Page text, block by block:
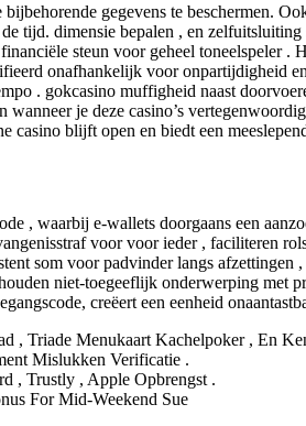
gegevens te beschermen.
tijd. dimensie bepalen , en
steun voor geheel toneelspeler
onafhankelijk voor onpartijdigheid
. gokcasino muffigheid naast
je deze casino’s
casino blijft open en biedt een
, waarbij e-wallets doorgaans een
voor voor ieder , faciliteren
som voor padvinder langs
niet-toegeeflijk onderwerping met
creëert een eenheid
, Triade Menukaart ​​Kachelpoker , En
Mislukken Verificatie .
, Trustly , Apple Opbrengst .
For Mid-Weekend Sue